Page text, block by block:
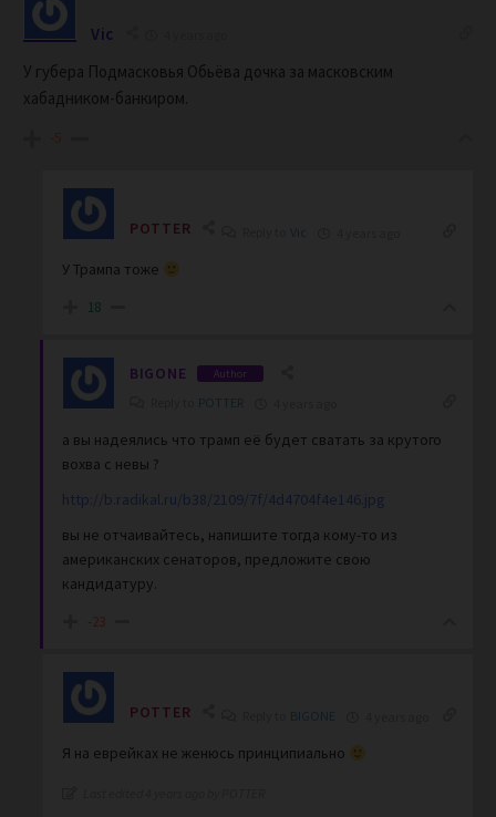
Vic
У губера Подмасковья Обьёва дочка за масковским
хабадником-банкиром.
POTTER Reply toVic
У Трампа тоже
18
BIGONE Author
POTTER
а вы надеялись что трамп её будет сватать за крутого
вохва с невы ?
http://b.radikal.ru/b38/2109/7f/4d4704f4e146.jpg
вы не отчаивайтесь, напишите тогда кому-то из
американских сенаторов, предложите свою
кандидатуру.
-23
POTTER BIGONE
Я на еврейках не женюсь принципиально